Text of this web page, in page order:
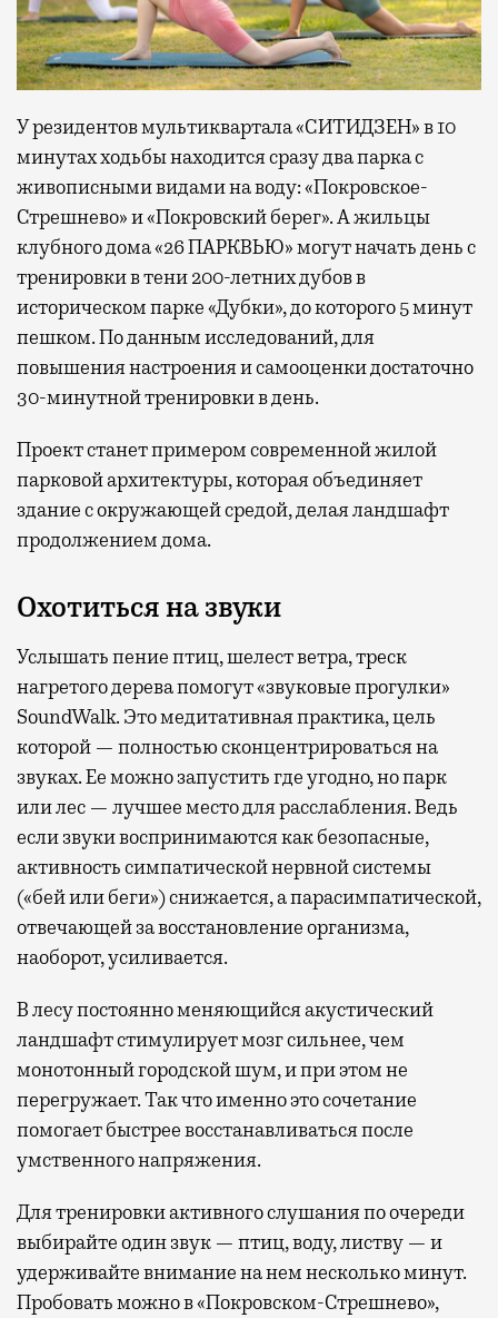
У резидентов мультиквартала «СИТИДЗЕН» в 10
минутах ходьбы находится сразу два парка с
живописными видами на воду: «Покровское-
Стрешнево» и «Покровский берег». А жильцы
клубного дома «26 ПАРКВЬЮ» могут начать день с
тренировки в тени 200-летних дубов в
историческом парке «Дубки», до которого 5 минут
пешком. По данным исследований, для
повышения настроения и самооценки достаточно
30-минутной тренировки в день.
Проект станет примером современной жилой
парковой архитектуры, которая объединяет
здание с окружающей средой, делая ландшафт
продолжением дома.
Охотиться на звуки
Услышать пение птиц, шелест ветра, треск
нагретого дерева помогут «звуковые прогулки»
SoundWalk. Это медитативная практика, цель
которой — полностью сконцентрироваться на
звуках. Ее можно запустить где угодно, но парк
или лес — лучшее место для расслабления. Ведь
если звуки воспринимаются как безопасные,
активность симпатической нервной системы
(«бей или беги») снижается, а парасимпатической,
отвечающей за восстановление организма,
наоборот, усиливается.
В лесу постоянно меняющийся акустический
ландшафт стимулирует мозг сильнее, чем
монотонный городской шум, и при этом не
перегружает. Так что именно это сочетание
помогает быстрее восстанавливаться после
умственного напряжения.
Для тренировки активного слушания по очереди
выбирайте один звук — птиц, воду, листву — и
удерживайте внимание на нем несколько минут.
Пробовать можно в «Покровском-Стрешнево»,